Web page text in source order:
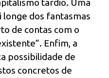
tardio. Uma
dos fantasmas
de contas com o
Enfim, a
possibilidade de
concretos de